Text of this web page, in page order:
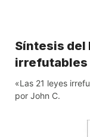
Síntesis del
irrefutables
«Las 21 leyes
por John C.